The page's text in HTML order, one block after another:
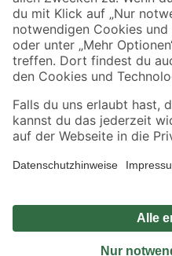
Jetzt die toom-App
Alle Preisangaben in EUR inkl. gesetzl.
Umständen nicht in allen Märkten verfügbar.
Produkte nur solange der Vorrat reicht.
*Paketversand ab 59 € versandkostenfrei,
Privatsphäre
Nutzungsbedingungen